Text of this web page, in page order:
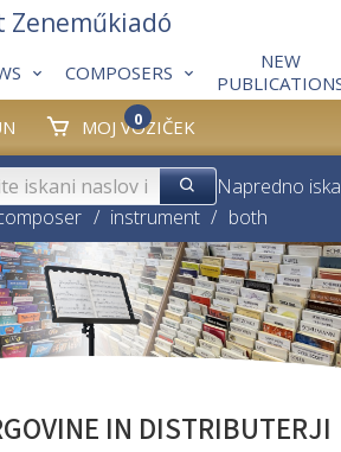
MOJ VOZIČEK
0
COMPOSERS
NEW
Zeneműkiadó
Napredno
/ instrument / both
IN DISTRIBUTERJI